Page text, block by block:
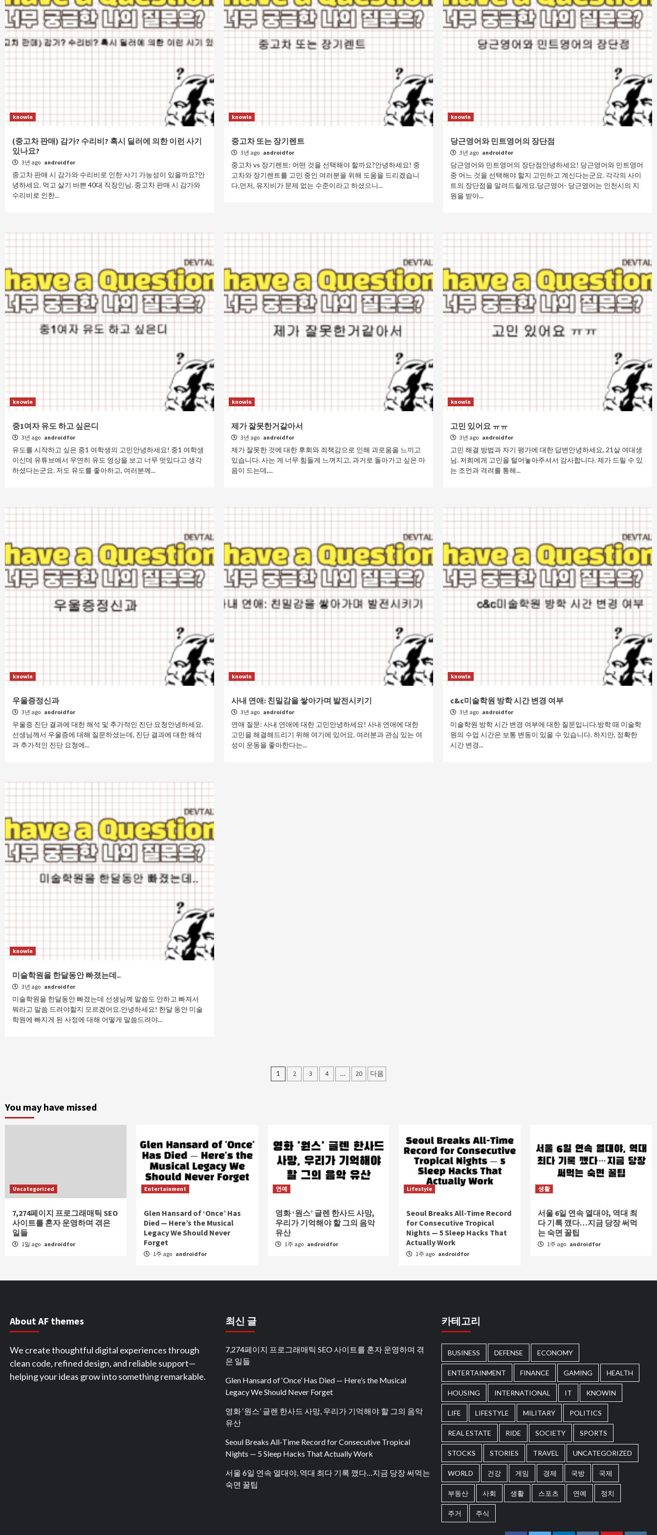
knowIn
(중고차 판매) 감가? 수리비? 혹시 딜러에 의한 이런 사기
있나요?
3년 ago androidfor
중고차 판매 시 감가와 수리비로 인한 사기 가능성이 있을까요?안
녕하세요. 먹고 살기 바쁜 40대 직장인님. 중고차 판매 시 감가와
수리비로 인한...
knowIn
중고차 또는 장기렌트
3년 ago androidfor
중고차 vs 장기렌트: 어떤 것을 선택해야 할까요?안녕하세요! 중
고차와 장기렌트를 고민 중인 여러분을 위해 도움을 드리겠습니
다.먼저, 유지비가 문제 없는 수준이라고 하셨으니...
knowIn
당근영어와 민트영어의 장단점
3년 ago androidfor
당근영어와 민트영어의 장단점안녕하세요! 당근영어와 민트영어
중 어느 것을 선택해야 할지 고민하고 계신다는군요. 각각의 사이
트의 장단점을 알려드릴게요.당근영어- 당근영어는 인천시의 지
원을 받아...
knowIn
중1여자 유도 하고 싶은디
3년 ago androidfor
유도를 시작하고 싶은 중1 여학생의 고민안녕하세요! 중1 여학생
이신데 유튜브에서 우연히 유도 영상을 보고 너무 멋있다고 생각
하셨다는군요. 저도 유도를 좋아하고, 여러분께...
knowIn
제가 잘못한거같아서
3년 ago androidfor
제가 잘못한 것에 대한 후회와 죄책감으로 인해 괴로움을 느끼고
있습니다. 사는 게 너무 힘들게 느껴지고, 과거로 돌아가고 싶은 마
음이 드는데,...
knowIn
고민 있어요 ㅠㅠ
3년 ago androidfor
고민 해결 방법과 자기 평가에 대한 답변안녕하세요, 21살 여대생
님. 저희에게 고민을 털어놓아주셔서 감사합니다. 제가 드릴 수 있
는 조언과 격려를 통해...
knowIn
우울증정신과
3년 ago androidfor
우울증 진단 결과에 대한 해석 및 추가적인 진단 요청안녕하세요.
선생님께서 우울증에 대해 질문하셨는데, 진단 결과에 대한 해석
과 추가적인 진단 요청에...
knowIn
사내 연애: 친밀감을 쌓아가며 발전시키기
3년 ago androidfor
연애 질문: 사내 연애에 대한 고민안녕하세요! 사내 연애에 대한
고민을 해결해드리기 위해 여기에 있어요. 여러분과 관심 있는 여
성이 운동을 좋아한다는...
knowIn
c&c미술학원 방학 시간 변경 여부
3년 ago androidfor
미술학원 방학 시간 변경 여부에 대한 질문입니다.방학 때 미술학
원의 수업 시간은 보통 변동이 있을 수 있습니다. 하지만, 정확한
시간 변경...
knowIn
미술학원을 한달동안 빠졌는데..
3년 ago androidfor
미술학원을 한달동안 빠졌는데 선생님께 말씀도 안하고 빠져서
뭐라고 말씀 드려야할지 모르겠어요.안녕하세요! 한달 동안 미술
학원에 빠지게 된 사정에 대해 어떻게 말씀드려야...
글
매
김
1 2 3 4 … 20 다음
You may have missed
Uncategorized
7,274페이지 프로그래매틱 SEO
사이트를 혼자 운영하며 겪은
일들
1일 ago androidfor
Entertainment
Glen Hansard of ‘Once’ Has
Died — Here’s the Musical
Legacy We Should Never
Forget
1주 ago androidfor
연예
영화 ‘원스’ 글렌 한사드 사망,
우리가 기억해야 할 그의 음악
유산
1주 ago androidfor
Lifestyle
Seoul Breaks All-Time Record
for Consecutive Tropical
Nights — 5 Sleep Hacks That
Actually Work
1주 ago androidfor
생활
서울 6일 연속 열대야, 역대 최
다 기록 깼다…지금 당장 써먹
는 숙면 꿀팁
1주 ago androidfor
About AF themes
We create thoughtful digital experiences through
clean code, refined design, and reliable support—
helping your ideas grow into something remarkable.
최신 글
7,274페이지 프로그래매틱 SEO 사이트를 혼자 운영하며 겪
은 일들
Glen Hansard of ‘Once’ Has Died — Here’s the Musical
Legacy We Should Never Forget
영화 ‘원스’ 글렌 한사드 사망, 우리가 기억해야 할 그의 음악
유산
Seoul Breaks All-Time Record for Consecutive Tropical
Nights — 5 Sleep Hacks That Actually Work
서울 6일 연속 열대야, 역대 최다 기록 깼다…지금 당장 써먹는
숙면 꿀팁
카테고리
BUSINESS DEFENSE ECONOMY
ENTERTAINMENT FINANCE GAMING HEALTH
HOUSING INTERNATIONAL IT KNOWIN
LIFE LIFESTYLE MILITARY POLITICS
REAL ESTATE RIDE SOCIETY SPORTS
STOCKS STORIES TRAVEL UNCATEGORIZED
WORLD 건강 게임 경제 국방 국제
부동산 사회 생활 스포츠 연예 정치
주거 주식